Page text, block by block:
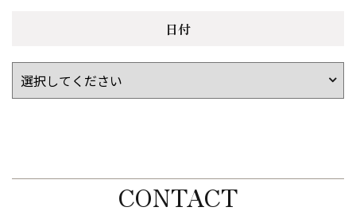
日付
CONTACT